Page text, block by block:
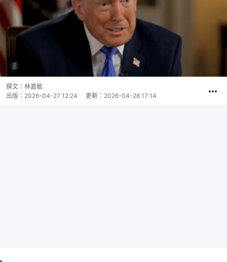
撰文： 林嘉敏
出版： 2026-04-27 12:24 更新： 2026-04-28 17:14